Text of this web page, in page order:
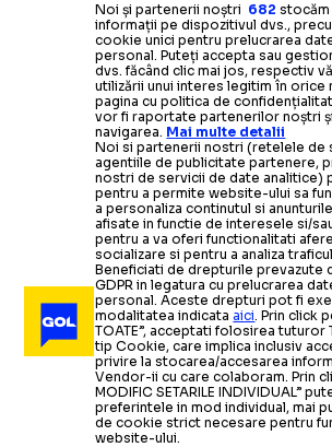
SUPERLIGA
CE SE ÎNTÂMPLĂ CU NOUL TRANSFER
Noi și partenerii noștri 682 stocăm
informații pe dispozitivul dvs.,
cookie unici pentru prelucrarea
personal. Puteți accepta sau
dvs. făcând clic mai jos, respectiv
utilizării unui interes legitim în orice
pagina cu politica de
vor fi raportate partenerilor noștri
navigarea. Mai multe detalii
Noi si partenerii nostri (retelele de
agentiile de publicitate partenere,
nostri de servicii de date analitice)
pentru a permite website-ului sa
a personaliza continutul si
afisate in functie de interesele si/
pentru a va oferi functionalitati
socializare si pentru a analiza
Beneficiati de drepturile prevazute
GDPR in legatura cu prelucrarea
personal. Aceste drepturi pot fi
modalitatea indicataaici. Prin click
TOATE”, acceptati folosirea tuturor
tip Cookie, care implica inclusiv
privire la stocarea/accesarea
Vendor-ii cu care colaboram. Prin
MODIFIC SETARILE INDIVIDUAL”
preferintele in mod individual, mai
de cookie strict necesare pentru
website-ului.